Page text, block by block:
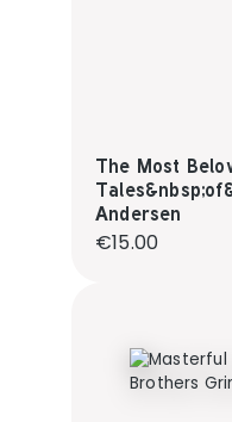
The Most
Andersen
Regular price:
€15.00